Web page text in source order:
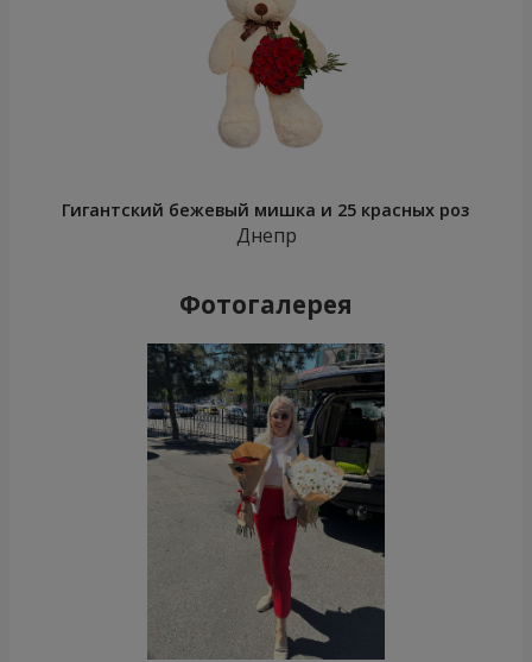
Гигантский бежевый мишка и 25 красных роз
Днепр
Фотогалерея